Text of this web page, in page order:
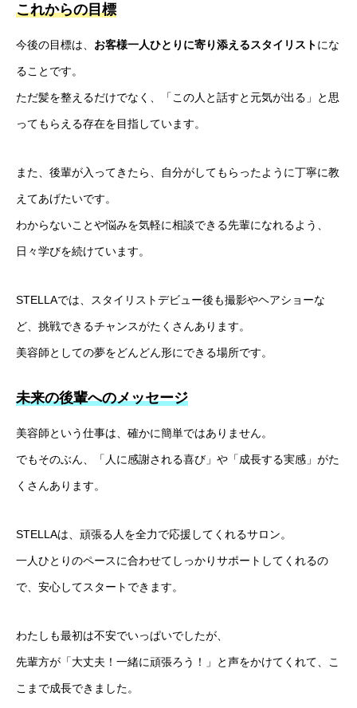
これからの目標
今後の目標は、 お客様一人ひとりに寄り添えるスタイリストにな
ることです。
ただ髪を整えるだけでなく、「この人と話すと元気が出る」と思
ってもらえる存在を目指しています。
また、後輩が入ってきたら、自分がしてもらったように丁寧に教
えてあげたいです。
わからないことや悩みを気軽に相談できる先輩になれるよう、
日々学びを続けています。
STELLAでは、スタイリストデビュー後も撮影やヘアショーな
ど、挑戦できるチャンスがたくさんあります。
美容師としての夢をどんどん形にできる場所です。
未来の後輩へのメッセージ
美容師という仕事は、確かに簡単ではありません。
でもそのぶん、「人に感謝される喜び」や「成長する実感」がた
くさんあります。
STELLAは、頑張る人を全力で応援してくれるサロン。
一人ひとりのペースに合わせてしっかりサポートしてくれるの
で、安心してスタートできます。
わたしも最初は不安でいっぱいでしたが、
先輩方が「大丈夫！一緒に頑張ろう！」と声をかけてくれて、こ
こまで成長できました。